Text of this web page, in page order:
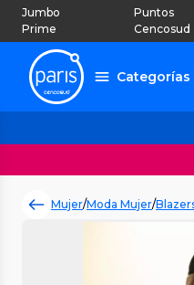
Jumbo
Prime
Puntos
Cencosud
Categorías
Mujer/Moda Mujer/